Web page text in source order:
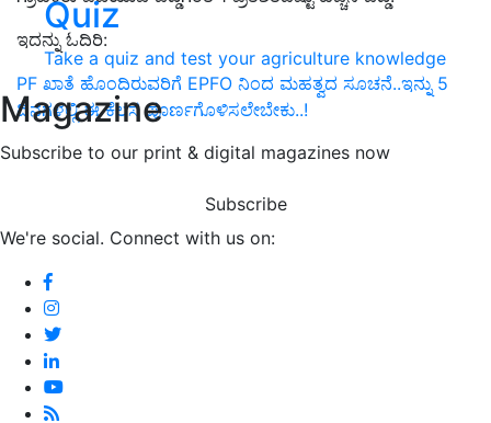
Quiz
Take a quiz and test your agriculture knowledge
Magazine
Subscribe to our print & digital magazines now
Subscribe
We're social. Connect with us on:
ಇದನ್ನು ಓದಿರಿ:
PF ಖಾತೆ ಹೊಂದಿರುವರಿಗೆ EPFO ನಿಂದ ಮಹತ್ವದ ಸೂಚನೆ..ಇನ್ನು 5
ದಿನಗಳಲ್ಲಿ ಈ ಕೆಲಸ ಪೂರ್ಣಗೊಳಿಸಲೇಬೇಕು..!